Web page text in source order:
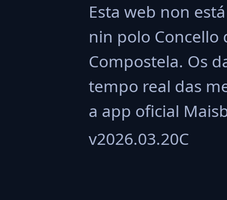
Esta web non
nin polo Concello
Compostela. Os
tempo real das
a app oficial
v2026.03.20C